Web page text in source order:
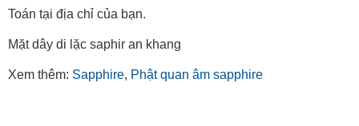
Toán tại địa chỉ của bạn.
Mặt dây di lặc saphir an khang
Xem thêm: Sapphire, Phật quan âm sapphire